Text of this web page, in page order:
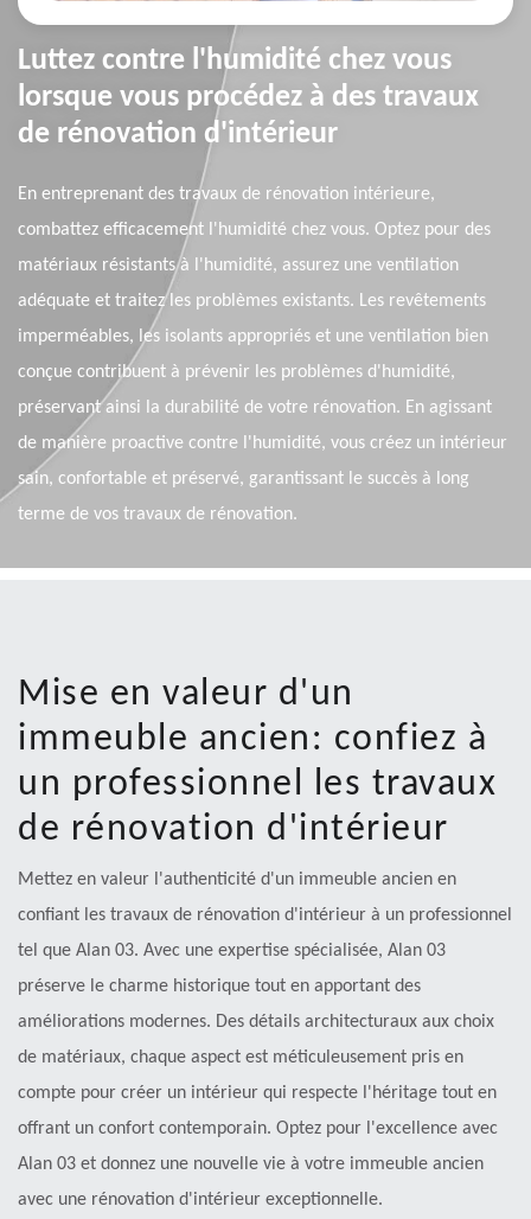
Luttez contre l'humidité chez vous
lorsque vous procédez à des travaux
de rénovation d'intérieur
En entreprenant des travaux de rénovation intérieure,
combattez efficacement l'humidité chez vous. Optez pour des
matériaux résistants à l'humidité, assurez une ventilation
adéquate et traitez les problèmes existants. Les revêtements
imperméables, les isolants appropriés et une ventilation bien
conçue contribuent à prévenir les problèmes d'humidité,
préservant ainsi la durabilité de votre rénovation. En agissant
de manière proactive contre l'humidité, vous créez un intérieur
sain, confortable et préservé, garantissant le succès à long
terme de vos travaux de rénovation.
Mise en valeur d'un
immeuble ancien: confiez à
un professionnel les travaux
de rénovation d'intérieur
Mettez en valeur l'authenticité d'un immeuble ancien en
confiant les travaux de rénovation d'intérieur à un professionnel
tel que Alan 03. Avec une expertise spécialisée, Alan 03
préserve le charme historique tout en apportant des
améliorations modernes. Des détails architecturaux aux choix
de matériaux, chaque aspect est méticuleusement pris en
compte pour créer un intérieur qui respecte l'héritage tout en
offrant un confort contemporain. Optez pour l'excellence avec
Alan 03 et donnez une nouvelle vie à votre immeuble ancien
avec une rénovation d'intérieur exceptionnelle.